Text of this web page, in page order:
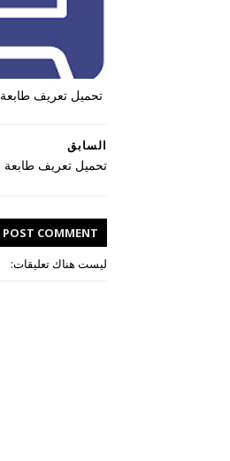
تحميل تعريف طابعة Sharp MX 2614n
السابق
تحميل تعريف طابعة Sharp Ar 5520
POST COMMENT
ليست هناك تعليقات: